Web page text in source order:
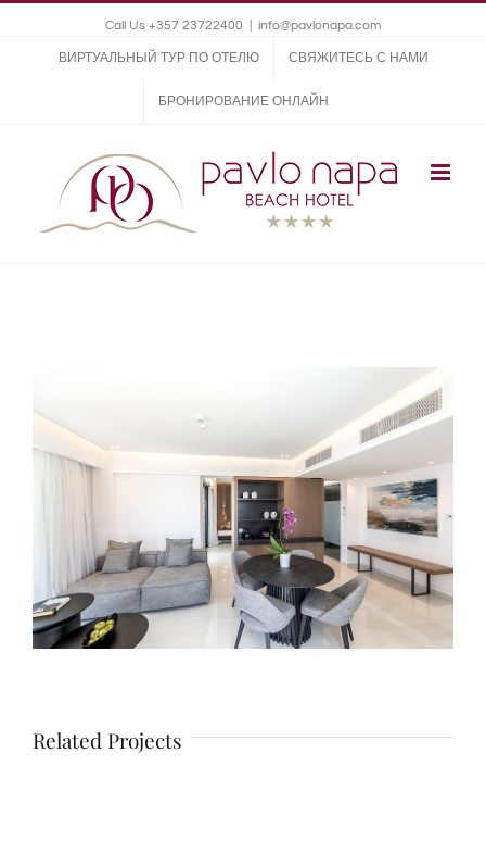
Call Us +357 23722400 info@pavlonapa.com
ВИРТУАЛЬНЫЙ ТУР ПО ОТЕЛЮ СВЯЖИТЕСЬ С НАМИ
БРОНИРОВАНИЕ ОНЛАЙН
Larger
Image
Related Projects